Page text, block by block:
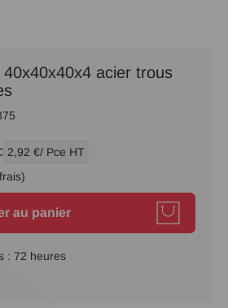
acier trous
2,92 €/ Pce HT
au panier
: 72 heures